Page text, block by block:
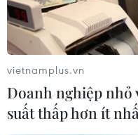
Đồng Tháp nâng
sản xuất hội
mới sáng tạo và
1.000 doanh
nâng tầm doanh
vietnamplus.vn
Doanh nghiệp nhỏ
suất thấp hơn ít